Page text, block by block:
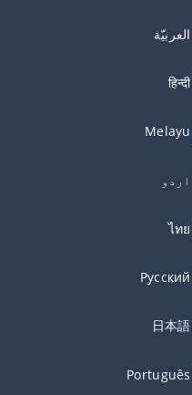
العربيّة
हिन्दी
Melayu
اردو
ไทย
Русский
日本語
Português